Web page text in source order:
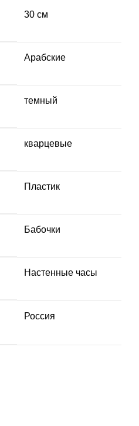
30 см
Арабские
темный
кварцевые
Пластик
Бабочки
Настенные часы
Россия